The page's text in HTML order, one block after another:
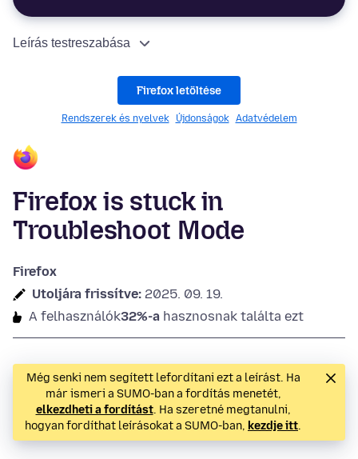
Leírás testreszabása
Firefox letöltése
Rendszerek és nyelvek Újdonságok Adatvédelem
Firefox is stuck in
Troubleshoot Mode
Firefox
Utoljára frissítve: 2025. 09. 19.
A felhasználók32%-a hasznosnak találta ezt
Még senki nem segített lefordítani ezt a leírást. Ha
már ismeri a SUMO-ban a fordítás menetét,
elkezdheti a fordítást. Ha szeretné megtanulni,
hogyan fordíthat leírásokat a SUMO-ban, kezdje itt.